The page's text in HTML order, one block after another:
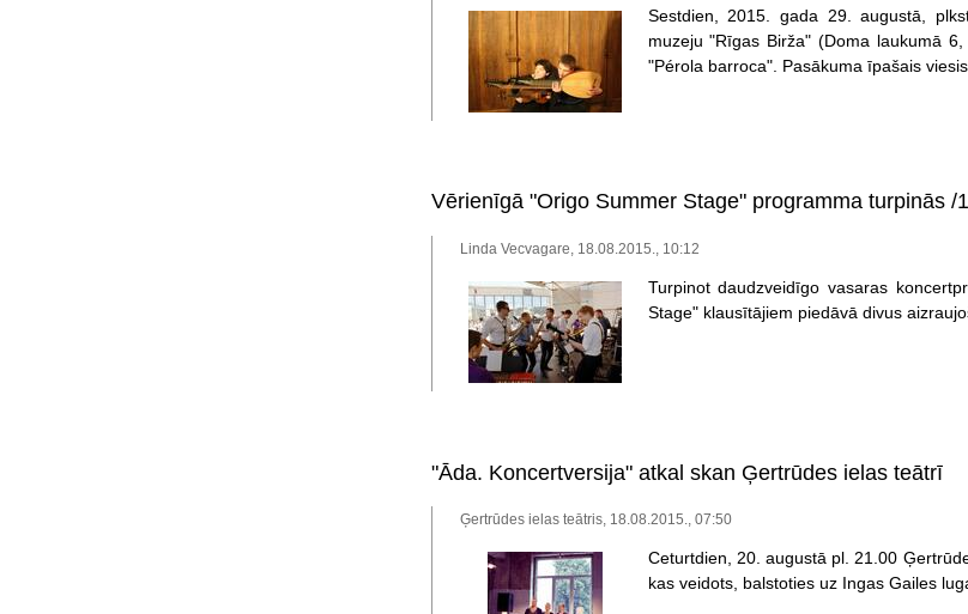
Sestdien, 2015. gada 29. augustā,
muzeju "Rīgas Birža" (Doma laukumā
"Pérola barroca". Pasākuma īpašais
Vērienīgā "Origo Summer Stage" programma turpinās/1
Linda Vecvagare, 18.08.2015., 10:12
Turpinot daudzveidīgo vasaras
Stage" klausītājiem piedāvā divus
"Āda. Koncertversija" atkal skan Ģertrūdes ielas teātrī
Ģertrūdes ielas teātris, 18.08.2015., 07:50
Ceturtdien, 20. augustā pl. 21.00
kas veidots, balstoties uz Ingas Gailes